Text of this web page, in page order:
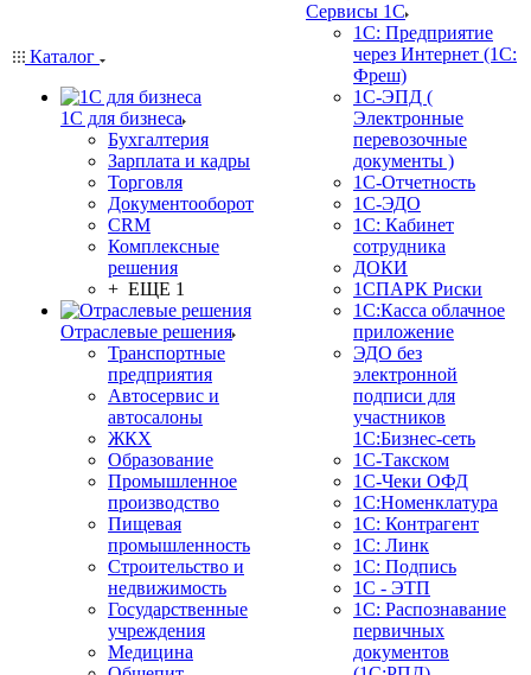
Каталог
1С для бизнеса
Бухгалтерия
Зарплата и кадры
Торговля
Документооборот
CRM
Комплексные
решения
+ ЕЩЕ 1
Отраслевые решения
Транспортные
предприятия
Автосервис и
автосалоны
ЖКХ
Образование
Промышленное
производство
Пищевая
промышленность
Строительство и
недвижимость
Государственные
учреждения
Медицина
Сервисы 1С
1С: Предприятие
через Интернет (1С:
Фреш)
1С-ЭПД (
Электронные
перевозочные
документы )
1С-Отчетность
1С-ЭДО
1С: Кабинет
сотрудника
ДОКИ
1СПАРК Риски
1С:Касса облачное
приложение
ЭДО без
электронной
подписи для
участников
1С:Бизнес-сеть
1С-Такском
1С-Чеки ОФД
1С:Номенклатура
1С: Контрагент
1С: Линк
1С: Подпись
1С - ЭТП
1С: Распознавание
первичных
документов